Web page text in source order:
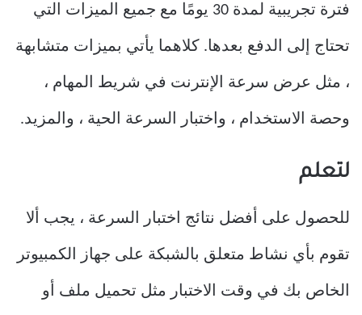
فترة تجريبية لمدة 30 يومًا مع جميع الميزات التي
تحتاج إلى الدفع بعدها. كلاهما يأتي بميزات متشابهة
، مثل عرض سرعة الإنترنت في شريط المهام ،
وحصة الاستخدام ، واختبار السرعة الحية ، والمزيد.
لتعلم
للحصول على أفضل نتائج اختبار السرعة ، يجب ألا
تقوم بأي نشاط متعلق بالشبكة على جهاز الكمبيوتر
الخاص بك في وقت الاختبار مثل تحميل ملف أو